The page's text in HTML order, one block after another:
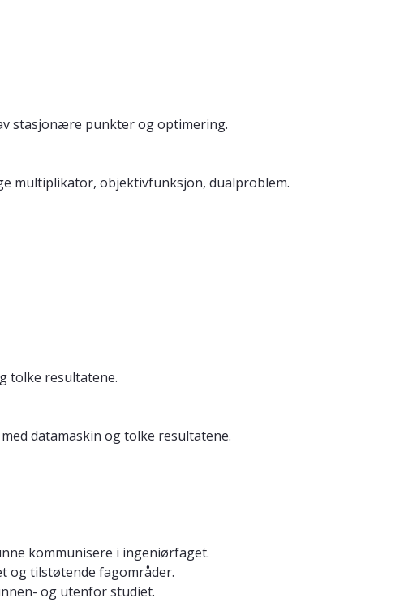
stasjonære punkter og optimering.
multiplikator, objektivfunksjon, dualproblem.
tolke resultatene.
datamaskin og tolke resultatene.
kommunisere i ingeniørfaget.
og tilstøtende fagområder.
og utenfor studiet.